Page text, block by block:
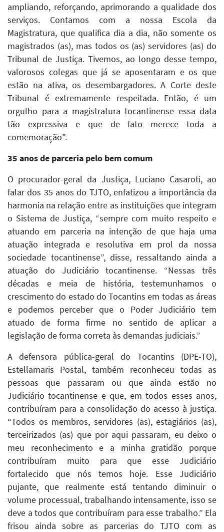
ampliando, reforçando, aprimorando a qualidade dos
serviços. Contamos com a nossa Escola da
Magistratura, que qualifica dia a dia, não somente os
magistrados (as), mas todos os (as) servidores (as) do
Tribunal de Justiça. Tivemos, ao longo desse tempo,
valorosos colegas que já se aposentaram e os que
estão na ativa, os desembargadores. A Corte deste
Tribunal é extremamente respeitada. Então, é um
orgulho para a magistratura tocantinense essa data
tão expressiva e que de fato merece toda a
comemoração”.
35 anos de parceria pelo bem comum
O procurador-geral da Justiça, Luciano Casaroti, ao
falar dos 35 anos do TJTO, enfatizou a importância da
harmonia na relação entre as instituições que integram
o Sistema de Justiça, “sempre com muito respeito e
atuando em parceria na intenção de que haja uma
atuação integrada e resolutiva em prol da nossa
sociedade tocantinense”, disse, ressaltando ainda a
atuação do Judiciário tocantinense. “Nessas três
décadas e meia de história, testemunhamos o
crescimento do estado do Tocantins em todas as áreas
e podemos perceber que o Poder Judiciário tem
atuado de forma firme no sentido de aplicar a
legislação de forma correta às demandas judiciais.”
A defensora pública-geral do Tocantins (DPE-TO),
Estellamaris Postal, também reconheceu todas as
pessoas que passaram ou que ainda estão no
Judiciário tocantinense e que, em todos esses anos,
contribuíram para a consolidação do acesso à justiça.
“Todos os membros, servidores (as), estagiários (as),
terceirizados (as) que por aqui passaram, eu deixo o
meu reconhecimento e a minha gratidão porque
contribuíram muito para que esse Judiciário
fortalecido que nós temos hoje. Esse Judiciário
pujante, que realmente está tentando diminuir o
volume processual, trabalhando intensamente, isso se
deve a todos que contribuíram para esse trabalho.” Ela
frisou ainda sobre as parcerias do TJTO com as